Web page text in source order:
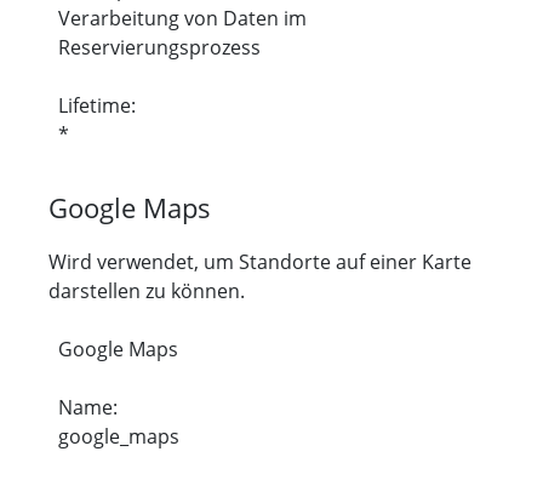
Verarbeitung von Daten im
Reservierungsprozess
Lifetime:
*
Google Maps
Wird verwendet, um Standorte auf einer Karte
darstellen zu können.
Google Maps
Name:
google_maps